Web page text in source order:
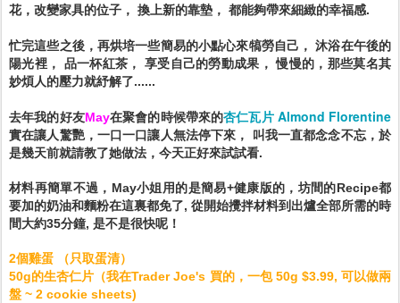
花，改變家具的位子， 換上新的靠墊， 都能夠帶來細緻的幸福感.
忙完這些之後，再烘培一些簡易的小點心來犒勞自己， 沐浴在午後的
陽光裡， 品一杯紅茶， 享受自己的勞動成果， 慢慢的，那些莫名其
妙煩人的壓力就紓解了......
去年我的好友May在聚會的時候帶來的杏仁瓦片 Almond Florentine
實在讓人驚艷，一口一口讓人無法停下來， 叫我一直都念念不忘，於
是幾天前就請教了她做法，今天正好來試試看.
材料再簡單不過，May小姐用的是簡易+健康版的，坊間的Recipe都
要加的奶油和麵粉在這裏都免了, 從開始攪拌材料到出爐全部所需的時
間大約35分鐘, 是不是很快呢！
2個雞蛋 （只取蛋清）
50g的生杏仁片（我在Trader Joe's 買的，一包 50g $3.99, 可以做兩
盤 ~ 2 cookie sheets)